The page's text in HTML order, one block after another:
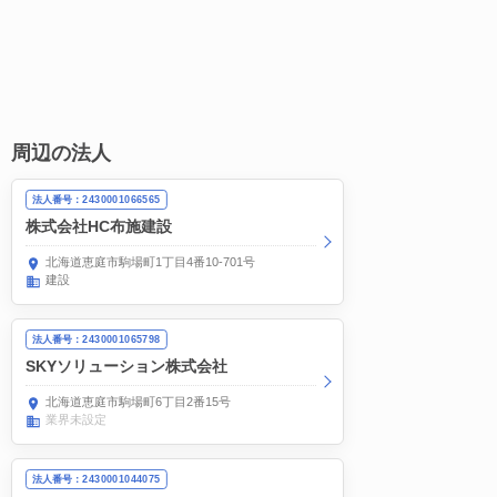
周辺の法人
法人番号：2430001066565
株式会社HC布施建設
北海道恵庭市駒場町1丁目4番10-701号
建設
法人番号：2430001065798
SKYソリューション株式会社
北海道恵庭市駒場町6丁目2番15号
業界未設定
法人番号：2430001044075